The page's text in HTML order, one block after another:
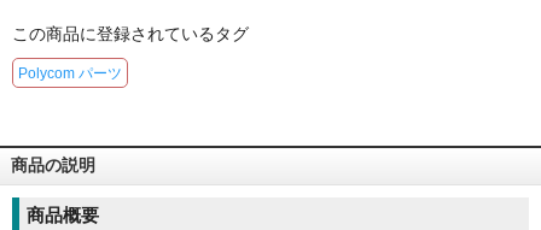
この商品に登録されているタグ
Polycom パーツ
商品の説明
商品概要